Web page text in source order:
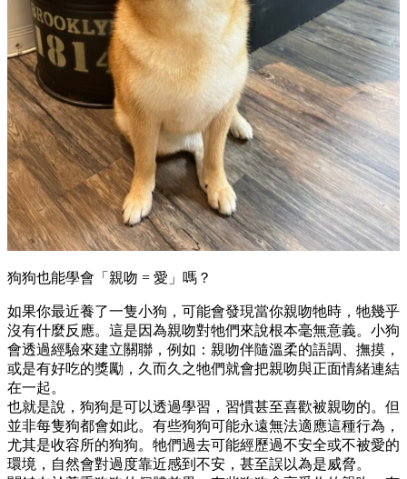
狗狗也能學會「親吻 = 愛」嗎？
如果你最近養了一隻小狗，可能會發現當你親吻牠時，牠幾乎
沒有什麼反應。這是因為親吻對牠們來說根本毫無意義。小狗
會透過經驗來建立關聯，例如：親吻伴隨溫柔的語調、撫摸，
或是有好吃的獎勵，久而久之牠們就會把親吻與正面情緒連結
在一起。
也就是說，狗狗是可以透過學習，習慣甚至喜歡被親吻的。但
並非每隻狗都會如此。有些狗狗可能永遠無法適應這種行為，
尤其是收容所的狗狗。牠們過去可能經歷過不安全或不被愛的
環境，自然會對過度靠近感到不安，甚至誤以為是威脅。